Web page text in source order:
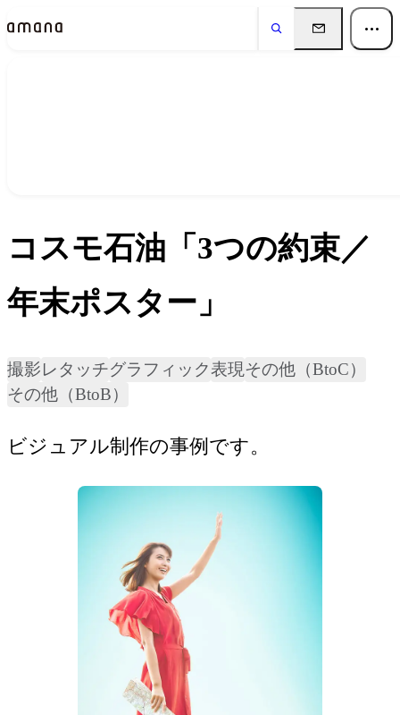
コスモ石油「3つの約束／
年末ポスター」
撮影レタッチグラフィック表現その他（BtoC）
その他（BtoB）
ビジュアル制作の事例です。